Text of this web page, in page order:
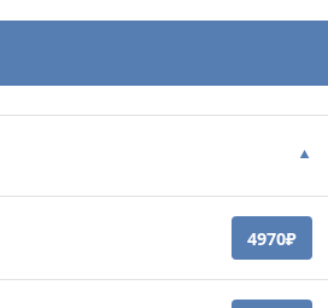
▼
4970₽